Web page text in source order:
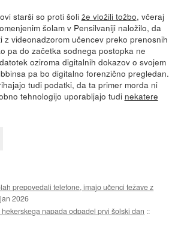
starši so proti šoli že vložili tožbo, včeraj
šolam v Pensilvaniji naložilo, da
z videonadzorom učencev preko prenosnih
pa do začetka sodnega postopka ne
oziroma digitalnih dokazov o svojem
pa bo digitalno forenzično pregledan.
tudi podatki, da ta primer morda ni
tehnologijo uporabljajo tudi nekatere
prepovedali telefone, imajo učenci težave z
2026
napada odpadel prvi šolski dan ::